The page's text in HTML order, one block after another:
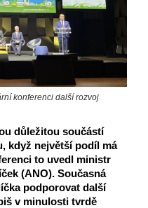
konferenci další rozvoj
důležitou součástí
když největší podíl má
to uvedl ministr
(ANO). Současná
podporovat další
v minulosti tvrdě